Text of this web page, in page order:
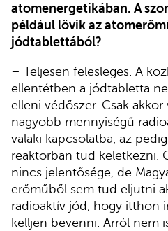
atomenergetikában. A
például lövik az
jódtablettából?
– Teljesen felesleges. A
ellentétben a jódtabletta
elleni védőszer. Csak
nagyobb mennyiségű
valaki kapcsolatba, az
reaktorban tud keletkezni.
nincs jelentősége, de
erőműből sem tud eljutni
radioaktív jód, hogy itthon
kelljen bevenni. Arról nem